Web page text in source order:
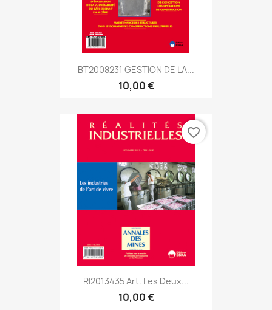
BT2008231 GESTION DE LA...
10,00 €
RI2013435 Art. Les Deux...
10,00 €
favorite_border